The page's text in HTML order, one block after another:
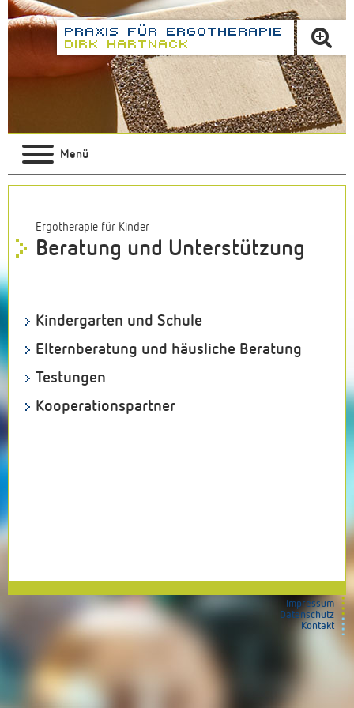
Menü
Ergotherapie für Kinder
Beratung und Unterstützung
Kindergarten und Schule
Elternberatung und häusliche Beratung
Testungen
Kooperationspartner
Impressum
Datenschutz
Kontakt